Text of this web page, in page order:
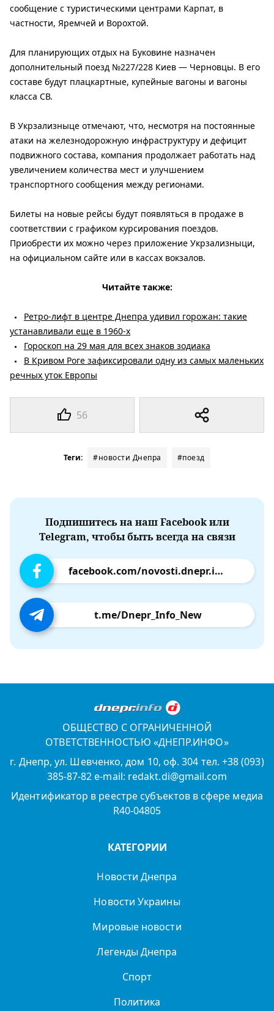
56
сообщение с туристическими центрами Карпат, в
частности, Яремчей и Ворохтой.
Для планирующих отдых на Буковине назначен
дополнительный поезд №227/228 Киев — Черновцы. В его
составе будут плацкартные, купейные вагоны и вагоны
класса СВ.
В Укрзализныце отмечают, что, несмотря на постоянные
атаки на железнодорожную инфраструктуру и дефицит
подвижного состава, компания продолжает работать над
увеличением количества мест и улучшением
транспортного сообщения между регионами.
Билеты на новые рейсы будут появляться в продаже в
соответствии с графиком курсирования поездов.
Приобрести их можно через приложение Укрзализныци,
на официальном сайте или в кассах вокзалов.
Читайте также:
Ретро-лифт в центре Днепра удивил горожан: такие
устанавливали еще в 1960-х
Гороскоп на 29 мая для всех знаков зодиака
В Кривом Роге зафиксировали одну из самых маленьких
речных уток Европы
Теги: #новости Днепра #поезд
Подпишитесь на наш Facebook или
Telegram, чтобы быть всегда на связи
facebook.com/novosti.dnepr.info
t.me/Dnepr_Info_New
ОБЩЕСТВО С ОГРАНИЧЕННОЙ
ОТВЕТСТВЕННОСТЬЮ «ДНЕПР.ИНФО»
г. Днепр, ул. Шевченко, дом 10, оф. 304 тел. +38 (093)
385-87-82 e-mail: redakt.di@gmail.com
Идентификатор в реестре субъектов в сфере медиа
R40-04805
КАТЕГОРИИ
Новости Днепра
Новости Украины
Мировые новости
Легенды Днепра
Спорт
Политика